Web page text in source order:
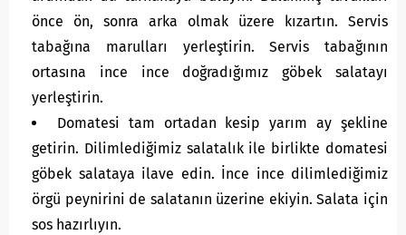
önce ön, sonra arka olmak üzere kızartın. Servis
tabağına marulları yerleştirin. Servis tabağının
ortasına ince ince doğradığımız göbek salatayı
yerleştirin.
Domatesi tam ortadan kesip yarım ay şekline
getirin. Dilimlediğimiz salatalık ile birlikte domatesi
göbek salataya ilave edin. İnce ince dilimlediğimiz
örgü peynirini de salatanın üzerine ekiyin. Salata için
sos hazırlıyın.